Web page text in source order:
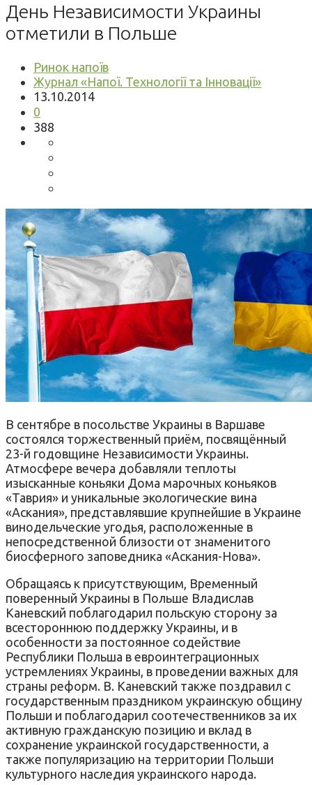
День Независимости Украины
отметили в Польше
Ринок напоїв
Журнал «Напої. Технології та Інновації»
13.10.2014
0
388
В сентябре в посольстве Украины в Варшаве
состоялся торжественный приём, посвящённый
23-й годовщине Независимости Украины.
Атмосфере вечера добавляли теплоты
изысканные коньяки Дома марочных коньяков
«Таврия» и уникальные экологические вина
«Аскания», представлявшие крупнейшие в Украине
винодельческие угодья, расположенные в
непосредственной близости от знаменитого
биосферного заповедника «Аскания-Нова».
Обращаясь к присутствующим, Временный
поверенный Украины в Польше Владислав
Каневский поблагодарил польскую сторону за
всестороннюю поддержку Украины, и в
особенности за постоянное содействие
Республики Польша в евроинтеграционных
устремлениях Украины, в проведении важных для
страны реформ. В. Каневский также поздравил с
государственным праздником украинскую общину
Польши и поблагодарил соотечественников за их
активную гражданскую позицию и вклад в
сохранение украинской государственности, а
также популяризацию на территории Польши
культурного наследия украинского народа.